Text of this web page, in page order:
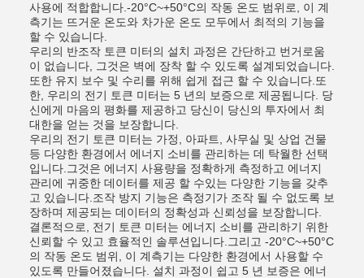
사용에 적합합니다.-20°C~+50°C의 작동 온도 범위로, 이 계
측기는 뜨거운 온도와 차가운 온도 모두에서 최적의 기능을
할 수 있습니다.
우리의 반조작 토큰 미터의 설치 과정은 간단하고 번거로움
이 없습니다, 그것은 벽에 장착 할 수 있도록 설계되었습니다.
또한 유지 보수 및 수리를 위해 쉽게 접근 할 수 있습니다.또
한, 우리의 전기 토큰 미터는 5 년의 보증으로 제공됩니다. 당
신에게 마음의 평화를 제공하고 당신이 당신의 투자에서 최
대한을 얻는 것을 보장합니다.
우리의 전기 토큰 미터는 가정, 아파트, 사무실 및 상업 건물
등 다양한 환경에서 에너지 소비를 관리하는 데 탁월한 선택
입니다.그것은 에너지 사용량을 정확하게 측정하고 에너지
관리에 귀중한 데이터를 제공 할 수있는 다양한 기능을 갖추
고 있습니다.조작 방지 기능은 측정기가 조작 될 수 없도록 보
장하며 제공되는 데이터의 정확성과 신뢰성을 보장합니다.
결론적으로, 전기 토큰 미터는 에너지 소비를 관리하기 위한
신뢰할 수 있고 효율적인 솔루션입니다.그리고 -20°C~+50°C
의 작동 온도 범위, 이 계측기는 다양한 환경에서 사용할 수
있도록 만들어졌습니다. 설치 과정이 쉽고 5 년 보증은 에너